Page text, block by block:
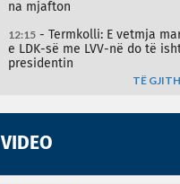
na mjafton
12:15 - Termkolli: E vetmja
e LDK-së me LVV-në do të
presidentin
TË
VIDEO